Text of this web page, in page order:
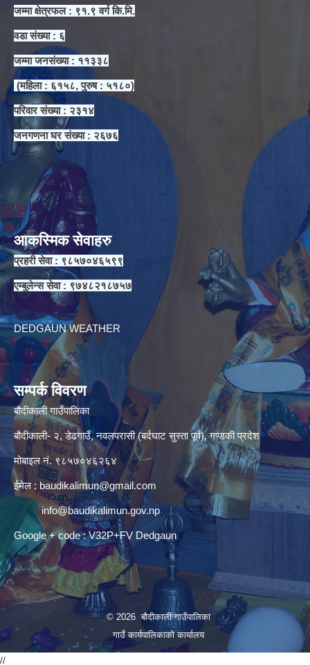
जम्मा क्षेत्रफल : ९१.९ वर्ग कि.मि.
वडा संख्या : ६
जम्मा जनसंख्या : ११३३८
(महिला : ६१५८, पुरुष : ५१८०)
परिवार संख्या : २३१४
जनगणना घर संख्या : २६७६
आकस्मिक सेवाहरु
प्रहरी सेवा : ९८५७०४६५९९
एम्बुलेन्स सेवा : ९७४८२१८७५७
DEDGAUN WEATHER
सम्पर्क विवरण
बौदीकाली गाउँपालिका
बौदीकाली- २, डेढगाउँ, नवलपरासी (बर्दघाट सुस्ता पूर्व), गण्डकी प्रदेश
मोबाइल नं. ९८५७०४६२६४
ईमेल : baudikalimun@gmail.com
info@baudikalimun.gov.np
Google + code : V32P+FV Dedgaun
© 2026 बौदीकाली गाउँपालिका
गाउँ कार्यपालिकाको कार्यालय
//